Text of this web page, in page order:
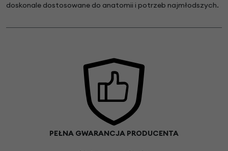
doskonale dostosowane do anatomii i potrzeb najmłodszych.
PEŁNA GWARANCJA PRODUCENTA